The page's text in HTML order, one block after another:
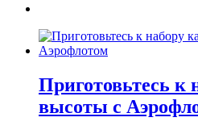
Приготовьтесь к
высоты с